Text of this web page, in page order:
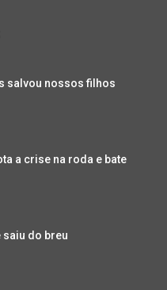
salvou nossos filhos
a crise na roda e bate
saiu do breu